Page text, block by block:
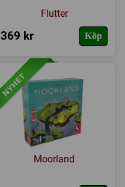
Flutter
369 kr Köp
Moorland